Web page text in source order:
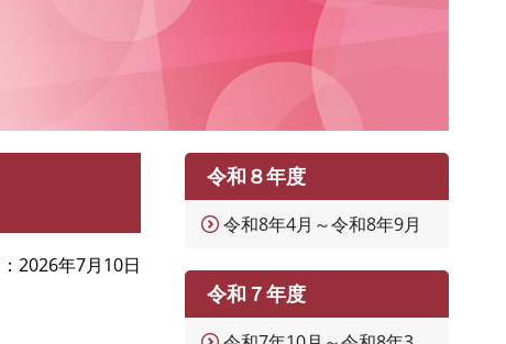
2026年7月10日
令和８年度
令和8年4月～令和8年9月
令和７年度